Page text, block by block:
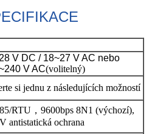
V DC / 18~27 V AC nebo
V AC(volitelný)
si jednu z následujících možností
RTU ， 9600bps 8N1 (výchozí),
antistatická ochrana